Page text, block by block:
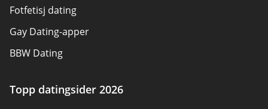
Fotfetisj dating
Gay Dating-apper
BBW Dating
Panseksuell dating
Topp datingsider 2026